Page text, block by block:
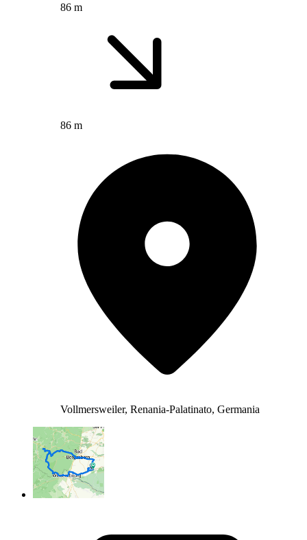
86 m
86 m
Vollmersweiler, Renania-Palatinato, Germania